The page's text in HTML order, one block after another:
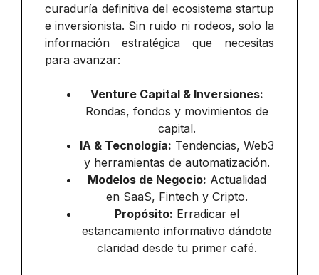
curaduría definitiva del ecosistema startup
e inversionista. Sin ruido ni rodeos, solo la
información estratégica que necesitas
para avanzar:
Venture Capital & Inversiones:
Rondas, fondos y movimientos de
capital.
IA & Tecnología: Tendencias, Web3
y herramientas de automatización.
Modelos de Negocio: Actualidad
en SaaS, Fintech y Cripto.
Propósito: Erradicar el
estancamiento informativo dándote
claridad desde tu primer café.